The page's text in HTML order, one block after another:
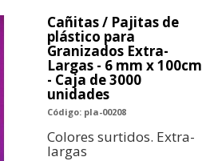
Cañitas / Pajitas de
plástico para
Granizados Extra-
Largas - 6 mm x 100cm
- Caja de 3000
unidades
Código: pla-00208
Colores surtidos. Extra-
largas